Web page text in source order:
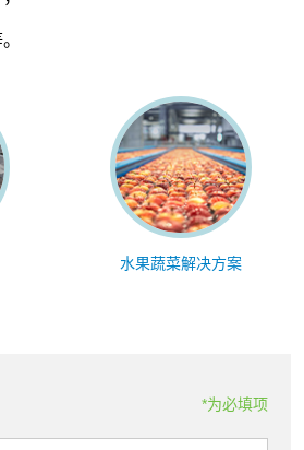
水果蔬菜解决方案
*为必填项